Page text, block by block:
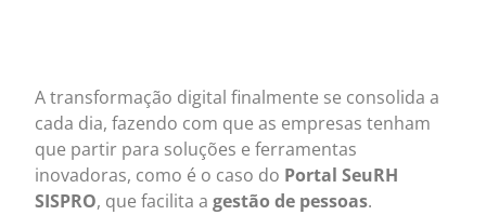
A transformação digital finalmente se consolida a
cada dia, fazendo com que as empresas tenham
que partir para soluções e ferramentas
inovadoras, como é o caso do Portal SeuRH
SISPRO, que facilita agestão de pessoas.